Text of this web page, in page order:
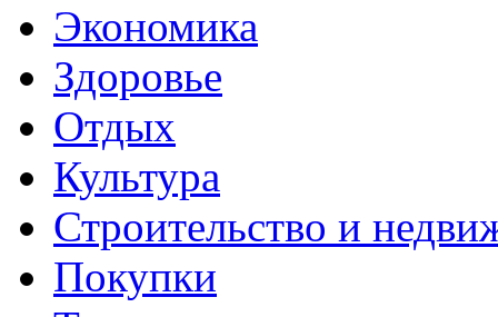
Экономика
Здоровье
Отдых
Культура
Строительство и
Покупки